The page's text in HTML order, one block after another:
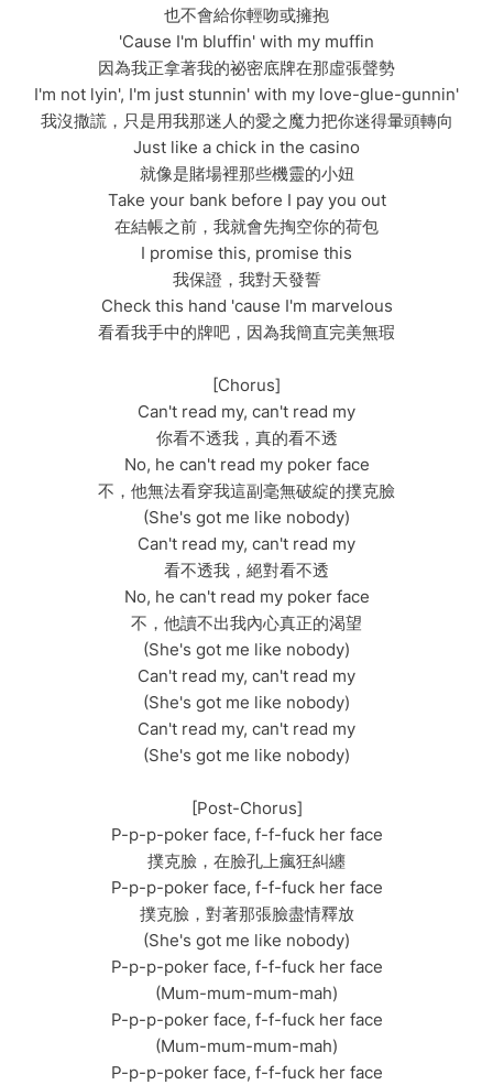
也不會給你輕吻或擁抱
'Cause I'm bluffin' with my muffin
因為我正拿著我的祕密底牌在那虛張聲勢
I'm not lyin', I'm just stunnin' with my love-glue-gunnin'
我沒撒謊，只是用我那迷人的愛之魔力把你迷得暈頭轉向
Just like a chick in the casino
就像是賭場裡那些機靈的小妞
Take your bank before I pay you out
在結帳之前，我就會先掏空你的荷包
I promise this, promise this
我保證，我對天發誓
Check this hand 'cause I'm marvelous
看看我手中的牌吧，因為我簡直完美無瑕
[Chorus]
Can't read my, can't read my
你看不透我，真的看不透
No, he can't read my poker face
不，他無法看穿我這副毫無破綻的撲克臉
(She's got me like nobody)
Can't read my, can't read my
看不透我，絕對看不透
No, he can't read my poker face
不，他讀不出我內心真正的渴望
(She's got me like nobody)
Can't read my, can't read my
(She's got me like nobody)
Can't read my, can't read my
(She's got me like nobody)
[Post-Chorus]
P-p-p-poker face, f-f-fuck her face
撲克臉，在臉孔上瘋狂糾纏
P-p-p-poker face, f-f-fuck her face
撲克臉，對著那張臉盡情釋放
(She's got me like nobody)
P-p-p-poker face, f-f-fuck her face
(Mum-mum-mum-mah)
P-p-p-poker face, f-f-fuck her face
(Mum-mum-mum-mah)
P-p-p-poker face, f-f-fuck her face